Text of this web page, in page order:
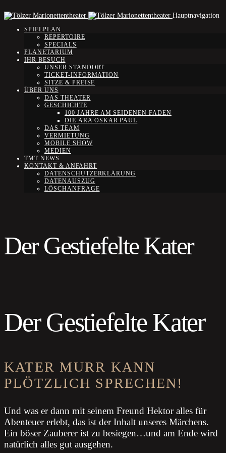
Hauptnavigation
SPIELPLAN
REPERTOIRE
SPECIALS
PLANETARIUM
IHR BESUCH
UNSER STANDORT
TICKET-INFORMATION
SITZE & PREISE
ÜBER UNS
DAS THEATER
GESCHICHTE
100 JAHRE AM SEIDENEN FADEN
DIE ÄRA OSKAR PAUL
DAS TEAM
VERMIETUNG
MOBILE SHOW
MEDIEN
TMT-NEWS
KONTAKT & ANFAHRT
DATENSCHUTZERKLÄRUNG
DATENAUSZUG
LÖSCHANFRAGE
Der Gestiefelte Kater
Der Gestiefelte Kater
KATER MURR KANN
PLÖTZLICH SPRECHEN!
Und was er dann mit seinem Freund Hektor alles für
Abenteuer erlebt, das ist der Inhalt unseres Märchens.
Ein böser Zauberer ist zu besiegen…und am Ende wird
natürlich alles gut ausgehen.